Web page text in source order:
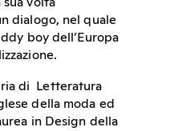
dialogo, nel quale
boy dell’Europa
di Letteratura
della moda ed
in Design della